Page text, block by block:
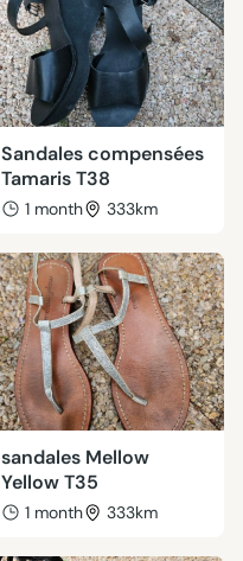
Sandales compensées
Tamaris T38
1 month 333km
sandales Mellow
Yellow T35
1 month 333km